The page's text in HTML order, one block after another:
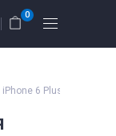
0
iPhone 6 Plus